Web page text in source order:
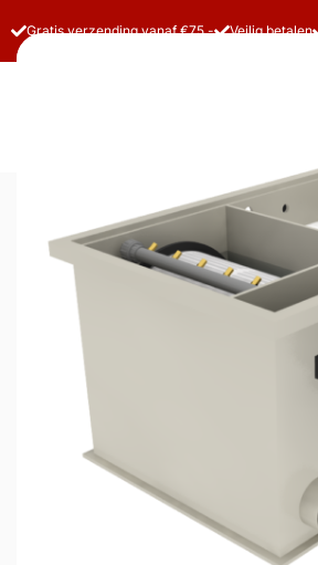
Gratis verzending vanaf €75,- Veilig betalen